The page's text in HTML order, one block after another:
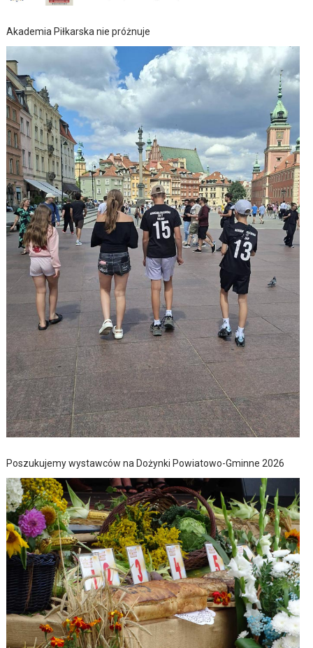
Akademia Piłkarska nie próżnuje
Poszukujemy wystawców na Dożynki Powiatowo-Gminne 2026